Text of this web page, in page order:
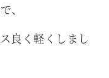
、
良く軽くしまし